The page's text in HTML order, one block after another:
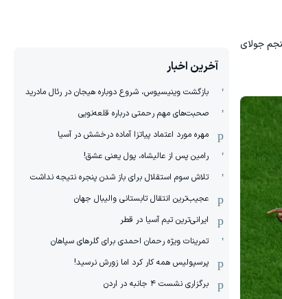
جولای
آخرین اخبار
بازگشت وینیسیوس، شروع دوباره هیجان در رئال مادرید
صحبت‌های مهم رحمتی درباره قلعه‌نویی
مهره مورد اعتماد پیاتزا آماده درخشش در آسیا
رامین پس از عالیشاه، پول یعنی عشق!
تلاش سوم استقلال برای باز شدن پنجره نتیجه نداشت
عجیب‌ترین انتقال تابستانی والیبال جهان
ایرانی‌ترین تیم آسیا در قطر
تمرینات ویژه رحمان احمدی برای گلرهای سپاهان
پرسپولیس همه کار کرد اما زورش نرسید!
برگزاری نشست ۴ جانبه در اردن